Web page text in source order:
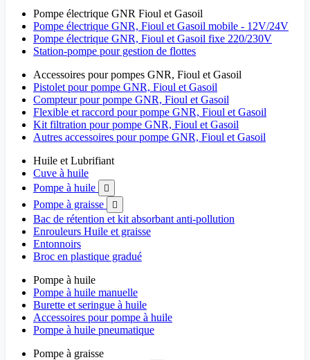
Pompe électrique GNR Fioul et Gasoil
Pompe électrique GNR, Fioul et Gasoil mobile - 12V/24V
Pompe électrique GNR, Fioul et Gasoil fixe 220/230V
Station-pompe pour gestion de flottes
Accessoires pour pompes GNR, Fioul et Gasoil
Pistolet pour pompe GNR, Fioul et Gasoil
Compteur pour pompe GNR, Fioul et Gasoil
Flexible et raccord pour pompe GNR, Fioul et Gasoil
Kit filtration pour pompe GNR, Fioul et Gasoil
Autres accessoires pour pompe GNR, Fioul et Gasoil
Huile et Lubrifiant
Cuve à huile
Pompe à huile

Pompe à graisse 
Bac de rétention et kit absorbant anti-pollution
Enrouleurs Huile et graisse
Entonnoirs
Broc en plastique gradué
Pompe à huile
Pompe à huile manuelle
Burette et seringue à huile
Accessoires pour pompe à huile
Pompe à huile pneumatique
Pompe à graisse